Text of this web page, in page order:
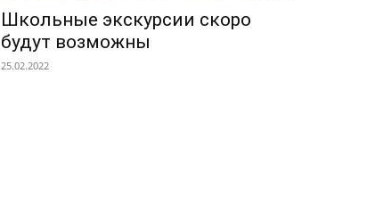
Школьные экскурсии скоро
будут возможны
25.02.2022